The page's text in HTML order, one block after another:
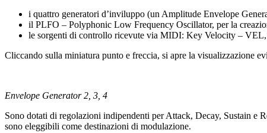
i quattro generatori d’inviluppo (un Amplitude Envelope
il PLFO – Polyphonic Low Frequency Oscillator, per la
le sorgenti di controllo ricevute via MIDI: Key Velocity –
Cliccando sulla miniatura punto e freccia, si apre la visualizzazione
Envelope Generator 2, 3, 4
Sono dotati di regolazioni indipendenti per Attack, Decay, Sustain e
sono eleggibili come destinazioni di modulazione.